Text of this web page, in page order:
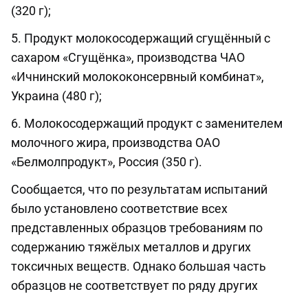
(320 г);
5. Продукт молокосодержащий сгущённый с
сахаром «Сгущёнка», производства ЧАО
«Ичнинский молококонсервный комбинат»,
Украина (480 г);
6. Молокосодержащий продукт с заменителем
молочного жира, производства ОАО
«Белмолпродукт», Россия (350 г).
Сообщается, что по результатам испытаний
было установлено соответствие всех
представленных образцов требованиям по
содержанию тяжёлых металлов и других
токсичных веществ. Однако большая часть
образцов не соответствует по ряду других